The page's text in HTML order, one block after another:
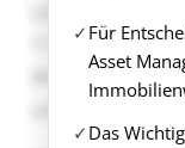
Für
Asset
Das